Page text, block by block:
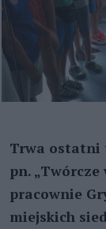
Trwa ostatni
pn.
pracownie
miejskich